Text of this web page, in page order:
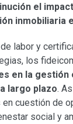
el
inmobiliaria
labor y
los
en la
largo plazo.
cuestión de
social y